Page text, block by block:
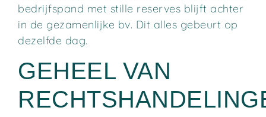
bedrijfspand met stille reserves blijft achter
in de gezamenlijke bv. Dit alles gebeurt op
dezelfde dag.
GEHEEL VAN